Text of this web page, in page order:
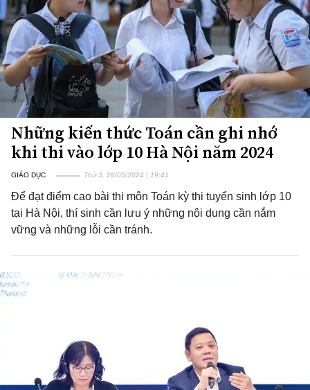
Những kiến thức Toán cần ghi nhớ
khi thi vào lớp 10 Hà Nội năm 2024
GIÁO DỤC Thứ 3, 28/05/2024 | 19:41
Để đạt điểm cao bài thi môn Toán kỳ thi tuyển sinh lớp 10
tại Hà Nội, thí sinh cần lưu ý những nội dung cần nắm
vững và những lỗi cần tránh.